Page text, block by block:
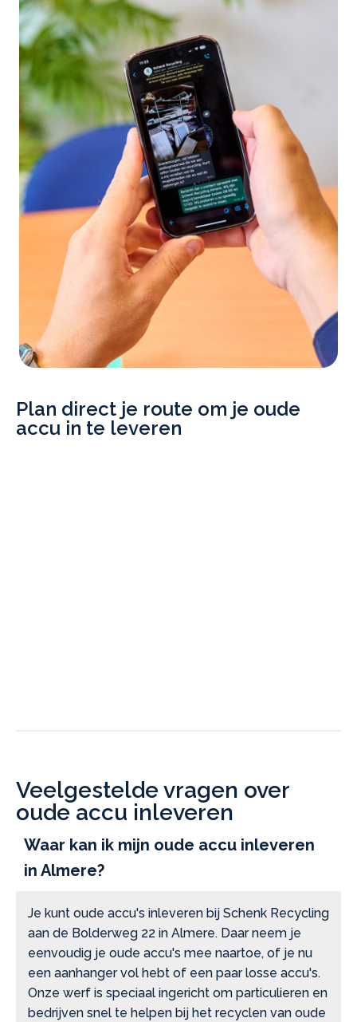
Plan direct je route om je oude
accu in te leveren
Veelgestelde vragen over
oude accu inleveren
Waar kan ik mijn oude accu inleveren
in Almere?
Je kunt oude accu's inleveren bij Schenk Recycling
aan de Bolderweg 22 in Almere. Daar neem je
eenvoudig je oude accu's mee naartoe, of je nu
een aanhanger vol hebt of een paar losse accu's.
Onze werf is speciaal ingericht om particulieren en
bedrijven snel te helpen bij het recyclen van oude